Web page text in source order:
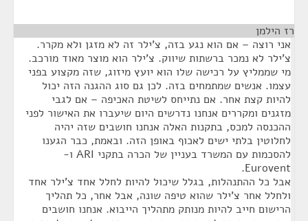
רז הילמן
אני רוצה – אם הוא נגע בזה, צ'ילר זה לא מזגן ולא מקרר.
צ'ילר לא נמכר ברשתות שיווק. צ'ילר הוא מוצר מאוד מורכב.
מי שממליץ על רכישה שלו הוא יועץ מיזוג, שזה מקצוע בפני
עצמו. אנשים שמתמחים בזה. לכן גם סוג ההגנה הזה יכול
להיות קצת אחר. אם נתייחס לשיטת האכיפה – אם לגבי
מזגנים ומקררים אנחנו נדרשים היום שיעברו את האישור לפני
ההכנסה למכס, בתקנות האלה אנחנו חושבים שזה יהיה
לחלוטין בלתי ישים לאכוף באופן הזה. ובאמת, כבר הגענו
להסכמות עם המשרד בעניין של הכרה בתקני ARI ו-
Eurovent.
אבל כל ההתנהלות, בגלל שיכול להיות לחלל אחד צ'ילר אחד
ולחלל אחר צ'ילר שהוא טיפה שונה, אבל אחר, כל תהליך
הרישום חייב להיות מנותק מתהליך הייבוא. אנחנו חושבים